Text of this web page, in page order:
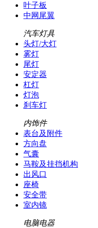
叶子板
中网尾翼
汽车灯具
头灯/大灯
雾灯
尾灯
安定器
杠灯
灯泡
刹车灯
内饰件
表台及附件
方向盘
气囊
马鞍及挂挡机构
出风口
座椅
安全带
室内镜
电脑电器